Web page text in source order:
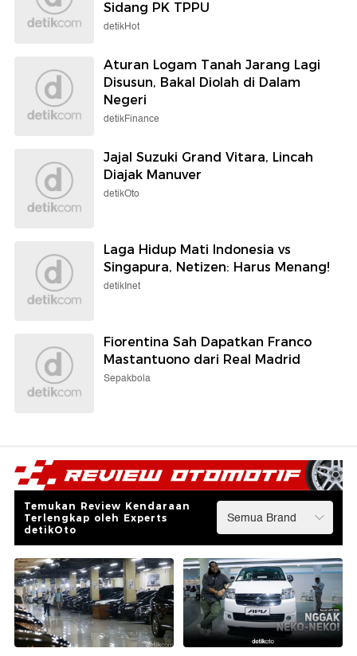
Sidang PK TPPU
detikHot
Aturan Logam Tanah Jarang Lagi
Disusun, Bakal Diolah di Dalam
Negeri
detikFinance
Jajal Suzuki Grand Vitara, Lincah
Diajak Manuver
detikOto
Laga Hidup Mati Indonesia vs
Singapura, Netizen: Harus Menang!
detikInet
Fiorentina Sah Dapatkan Franco
Mastantuono dari Real Madrid
Sepakbola
Temukan Review Kendaraan
Terlengkap oleh Experts
detikOto